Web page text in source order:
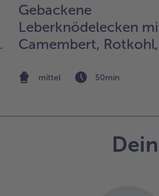
Gebackene
Leberknödelecken
Camembert, Rotkohl,
Preiselbeer Dressing
mittel 50min